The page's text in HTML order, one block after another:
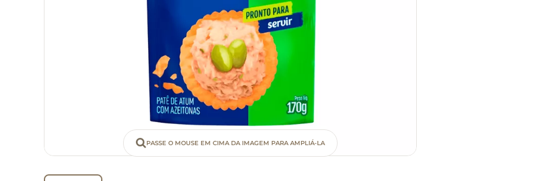
PASSE O MOUSE EM CIMA DA IMAGEM PARA AMPLIÁ-LA